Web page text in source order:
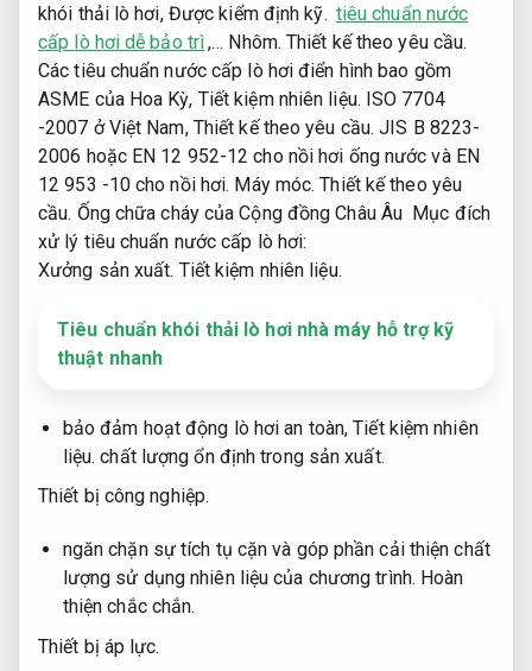
khói thải lò hơi, Được kiểm định kỹ. tiêu chuẩn nước
cấp lò hơi dễ bảo trì,… Nhôm. Thiết kế theo yêu cầu.
Các tiêu chuẩn nước cấp lò hơi điển hình bao gồm
ASME của Hoa Kỳ, Tiết kiệm nhiên liệu. ISO 7704
-2007 ở Việt Nam, Thiết kế theo yêu cầu. JIS B 8223-
2006 hoặc EN 12 952-12 cho nồi hơi ống nước và EN
12 953 -10 cho nồi hơi. Máy móc. Thiết kế theo yêu
cầu. Ống chữa cháy của Cộng đồng Châu Âu ‍ Mục đích
xử lý tiêu chuẩn nước cấp lò hơi:
Xưởng sản xuất. Tiết kiệm nhiên liệu.
Tiêu chuẩn khói thải lò hơi nhà máy hỗ trợ kỹ
thuật nhanh
bảo đảm hoạt động lò hơi an toàn,Tiết kiệm nhiên
liệu. chất lượng ổn định trong sản xuất.
Thiết bị công nghiệp.
ngăn chặn sự tích tụ cặn và góp phần cải thiện chất
lượng sử dụng nhiên liệu của chương trình. Hoàn
thiện chắc chắn.
Thiết bị áp lực.